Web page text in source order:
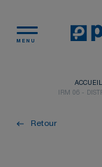
MENU
ACCUEIL
IRM 06 -
Retour